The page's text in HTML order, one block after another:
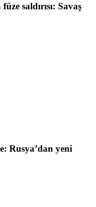
saldırısı: Savaş
Rusya’dan yeni